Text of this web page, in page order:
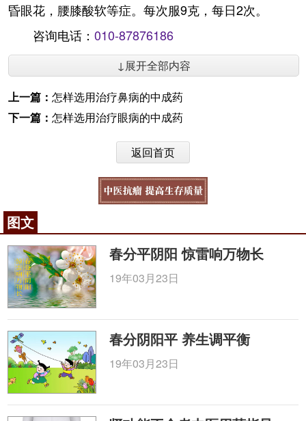
昏眼花，腰膝酸软等症。每次服9克，每日2次。
咨询电话： 010-87876186
↓展开全部内容
上一篇： 怎样选用治疗鼻病的中成药
下一篇： 怎样选用治疗眼病的中成药
返回首页
图文
春分平阴阳 惊雷响万物长
19年03月23日
春分阴阳平 养生调平衡
19年03月23日